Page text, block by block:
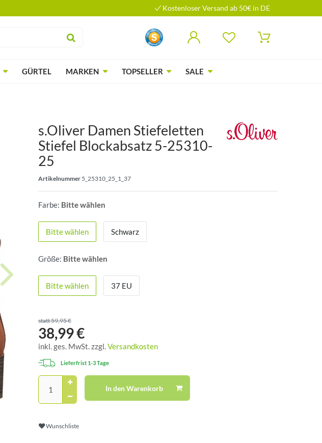
Kostenloser Versand ab 50€ in DE
GÜRTEL MARKEN TOPSELLER SALE
s.Oliver Damen Stiefeletten
Stiefel Blockabsatz 5-25310-
25
Artikelnummer 5_25310_25_1_37
Farbe: Bitte wählen
Bitte wählen Schwarz
Größe: Bitte wählen
Bitte wählen 37 EU
statt 59,95 €
38,99 €
inkl. ges. MwSt. zzgl.Versandkosten
Lieferfrist 1-3 Tage
In den Warenkorb
Wunschliste